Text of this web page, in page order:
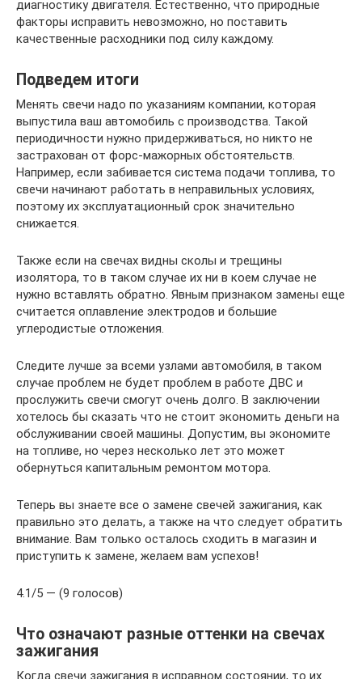
диагностику двигателя. Естественно, что природные
факторы исправить невозможно, но поставить
качественные расходники под силу каждому.
Подведем итоги
Менять свечи надо по указаниям компании, которая
выпустила ваш автомобиль с производства. Такой
периодичности нужно придерживаться, но никто не
застрахован от форс-мажорных обстоятельств.
Например, если забивается система подачи топлива, то
свечи начинают работать в неправильных условиях,
поэтому их эксплуатационный срок значительно
снижается.
Также если на свечах видны сколы и трещины
изолятора, то в таком случае их ни в коем случае не
нужно вставлять обратно. Явным признаком замены еще
считается оплавление электродов и большие
углеродистые отложения.
Следите лучше за всеми узлами автомобиля, в таком
случае проблем не будет проблем в работе ДВС и
прослужить свечи смогут очень долго. В заключении
хотелось бы сказать что не стоит экономить деньги на
обслуживании своей машины. Допустим, вы экономите
на топливе, но через несколько лет это может
обернуться капитальным ремонтом мотора.
Теперь вы знаете все о замене свечей зажигания, как
правильно это делать, а также на что следует обратить
внимание. Вам только осталось сходить в магазин и
приступить к замене, желаем вам успехов!
4.1/5 — (9 голосов)
Что означают разные оттенки на свечах
зажигания
Когда свечи зажигания в исправном состоянии, то их